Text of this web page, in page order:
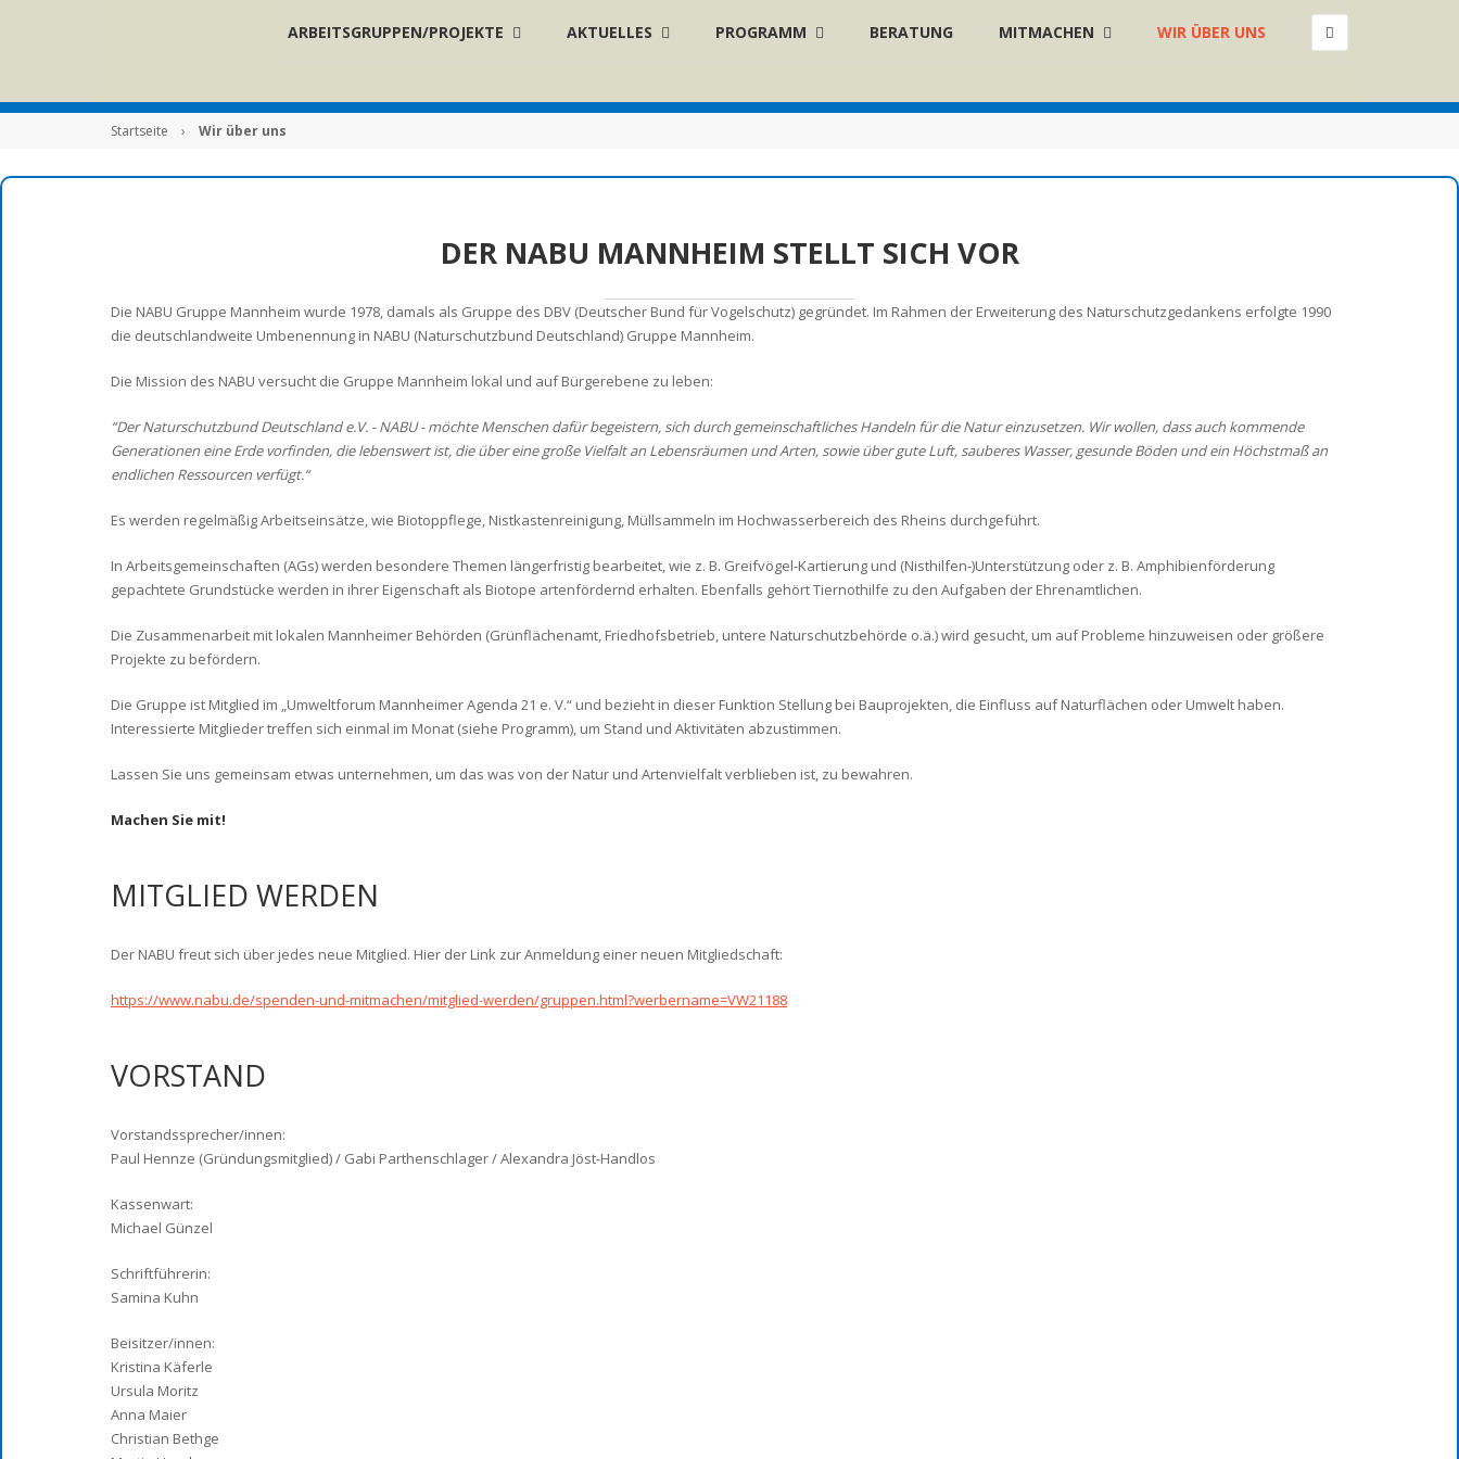
ARBEITSGRUPPEN/PROJEKTE AKTUELLES PROGRAMM BERATUNG MITMACHEN WIR ÜBER UNS
×
Startseite › Wir über uns
DER NABU MANNHEIM STELLT SICH VOR
Die NABU Gruppe Mannheim wurde 1978, damals als Gruppe des DBV (Deutscher Bund für Vogelschutz) gegründet. Im Rahmen der Erweiterung des Naturschutzgedankens erfolgte 1990
die deutschlandweite Umbenennung in NABU (Naturschutzbund Deutschland) Gruppe Mannheim.
Die Mission des NABU versucht die Gruppe Mannheim lokal und auf Bürgerebene zu leben:
“Der Naturschutzbund Deutschland e.V. - NABU - möchte Menschen dafür begeistern, sich durch gemeinschaftliches Handeln für die Natur einzusetzen. Wir wollen, dass auch kommende
Generationen eine Erde vorfinden, die lebenswert ist, die über eine große Vielfalt an Lebensräumen und Arten, sowie über gute Luft, sauberes Wasser, gesunde Böden und ein Höchstmaß an
endlichen Ressourcen verfügt.“
Es werden regelmäßig Arbeitseinsätze, wie Biotoppflege, Nistkastenreinigung, Müllsammeln im Hochwasserbereich des Rheins durchgeführt.
In Arbeitsgemeinschaften (AGs) werden besondere Themen längerfristig bearbeitet, wie z. B. Greifvögel-Kartierung und (Nisthilfen-)Unterstützung oder z. B. Amphibienförderung
gepachtete Grundstücke werden in ihrer Eigenschaft als Biotope artenfördernd erhalten. Ebenfalls gehört Tiernothilfe zu den Aufgaben der Ehrenamtlichen.
Die Zusammenarbeit mit lokalen Mannheimer Behörden (Grünflächenamt, Friedhofsbetrieb, untere Naturschutzbehörde o.ä.) wird gesucht, um auf Probleme hinzuweisen oder größere
Projekte zu befördern.
Die Gruppe ist Mitglied im „Umweltforum Mannheimer Agenda 21 e. V.“ und bezieht in dieser Funktion Stellung bei Bauprojekten, die Einfluss auf Naturflächen oder Umwelt haben.
Interessierte Mitglieder treffen sich einmal im Monat (siehe Programm), um Stand und Aktivitäten abzustimmen.
Lassen Sie uns gemeinsam etwas unternehmen, um das was von der Natur und Artenvielfalt verblieben ist, zu bewahren.
Machen Sie mit!
MITGLIED WERDEN
Der NABU freut sich über jedes neue Mitglied. Hier der Link zur Anmeldung einer neuen Mitgliedschaft:
https://www.nabu.de/spenden-und-mitmachen/mitglied-werden/gruppen.html?werbername=VW21188
VORSTAND
Vorstandssprecher/innen:
Paul Hennze (Gründungsmitglied) / Gabi Parthenschlager / Alexandra Jöst-Handlos
Kassenwart:
Michael Günzel
Schriftführerin:
Samina Kuhn
Beisitzer/innen:
Kristina Käferle
Ursula Moritz
Anna Maier
Christian Bethge